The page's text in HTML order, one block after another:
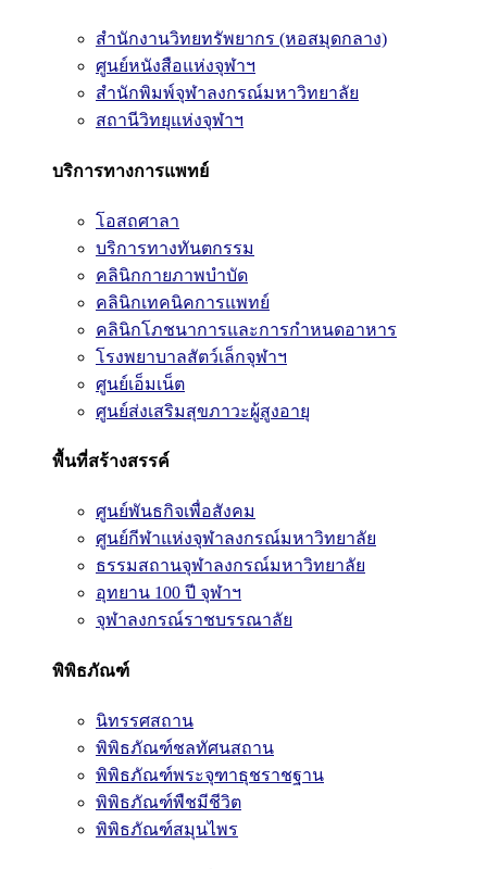
สำนักงานวิทยทรัพยากร (หอสมุดกลาง)
ศูนย์หนังสือแห่งจุฬาฯ
สำนักพิมพ์จุฬาลงกรณ์มหาวิทยาลัย
สถานีวิทยุแห่งจุฬาฯ
บริการทางการแพทย์
โอสถศาลา
บริการทางทันตกรรม
คลินิกกายภาพบำบัด
คลินิกเทคนิคการแพทย์
คลินิกโภชนาการและการกำหนดอาหาร
โรงพยาบาลสัตว์เล็กจุฬาฯ
ศูนย์เอ็มเน็ต
ศูนย์ส่งเสริมสุขภาวะผู้สูงอายุ
พื้นที่สร้างสรรค์
ศูนย์พันธกิจเพื่อสังคม
ศูนย์กีฬาแห่งจุฬาลงกรณ์มหาวิทยาลัย
ธรรมสถานจุฬาลงกรณ์มหาวิทยาลัย
อุทยาน 100 ปี จุฬาฯ
จุฬาลงกรณ์ราชบรรณาลัย
พิพิธภัณฑ์
นิทรรศสถาน
พิพิธภัณฑ์ชลทัศนสถาน
พิพิธภัณฑ์พระจุฑาธุชราชฐาน
พิพิธภัณฑ์พืชมีชีวิต
พิพิธภัณฑ์สมุนไพร